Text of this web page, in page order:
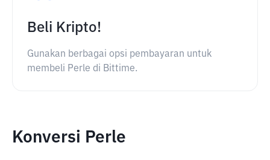
Beli Kripto!
Gunakan berbagai opsi pembayaran untuk
membeli Perle di Bittime.
Konversi Perle